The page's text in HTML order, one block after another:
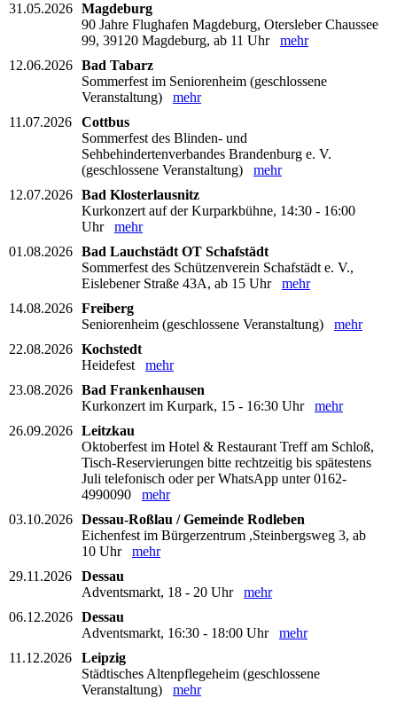
31.05.2026 Magdeburg
90 Jahre Flughafen Magdeburg, Otersleber Chaussee
99, 39120 Magdeburg, ab 11 Uhr mehr
12.06.2026 Bad Tabarz
Sommerfest im Seniorenheim (geschlossene
Veranstaltung) mehr
11.07.2026
Cottbus
Sommerfest des Blinden- und
Sehbehindertenverbandes Brandenburg e. V.
(geschlossene Veranstaltung) mehr
12.07.2026 Bad Klosterlausnitz
Kurkonzert auf der Kurparkbühne, 14:30 - 16:00
Uhr mehr
01.08.2026 Bad Lauchstädt OT Schafstädt
Sommerfest des Schützenverein Schafstädt e. V.,
Eislebener Straße 43A, ab 15 Uhr mehr
14.08.2026 Freiberg
Seniorenheim (geschlossene Veranstaltung) mehr
22.08.2026 Kochstedt
Heidefest mehr
23.08.2026 Bad Frankenhausen
Kurkonzert im Kurpark, 15 - 16:30 Uhr mehr
26.09.2026 Leitzkau
Oktoberfest im Hotel & Restaurant Treff am Schloß,
Tisch-Reservierungen bitte rechtzeitig bis spätestens
Juli telefonisch oder per WhatsApp unter 0162-
4990090 mehr
03.10.2026 Dessau-Roßlau / Gemeinde Rodleben
Eichenfest im Bürgerzentrum ,Steinbergsweg 3, ab
10 Uhr mehr
29.11.2026
Dessau
Adventsmarkt, 18 - 20 Uhr mehr
06.12.2026 Dessau
Adventsmarkt, 16:30 - 18:00 Uhr mehr
11.12.2026
Leipzig
Städtisches Altenpflegeheim (geschlossene
Veranstaltung) mehr